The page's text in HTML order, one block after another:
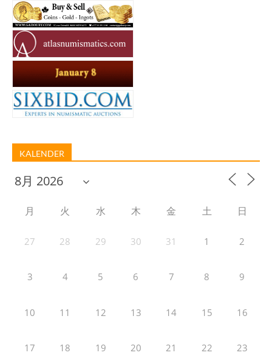
KALENDER
月 火 水 木 金 土 日
27 28 29 30 31 1 2
3 4 5 6 7 8 9
10 11 12 13 14 15 16
17 18 19 20 21 22 23